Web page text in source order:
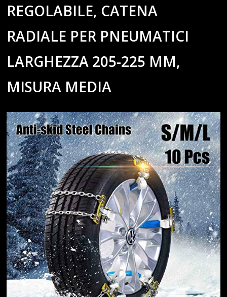
REGOLABILE, CATENA
RADIALE PER PNEUMATICI
LARGHEZZA 205-225 MM,
MISURA MEDIA